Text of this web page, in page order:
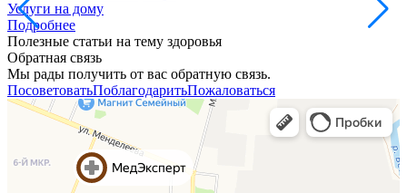
Услуги на дому
Подробнее
Полезные статьи на тему здоровья
Обратная связь
Мы рады получить от вас обратную связь.
ПосоветоватьПоблагодаритьПожаловаться